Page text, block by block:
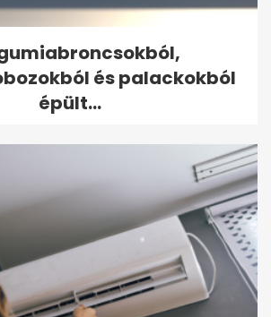
és palackokból
épült...